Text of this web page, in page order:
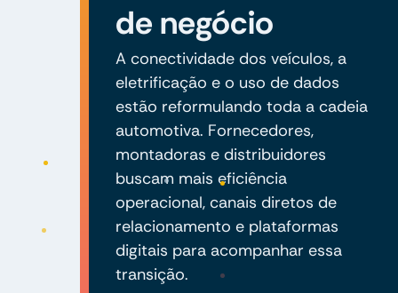
de negócio
A conectividade dos veículos, a
eletrificação e o uso de dados
estão reformulando toda a cadeia
automotiva. Fornecedores,
montadoras e distribuidores
buscam mais eficiência
operacional, canais diretos de
relacionamento e plataformas
digitais para acompanhar essa
transição.